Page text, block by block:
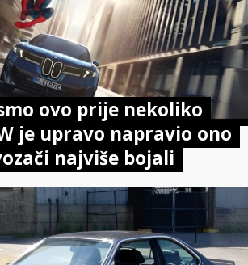
ovo prije nekoliko
je upravo napravio ono
najviše bojali